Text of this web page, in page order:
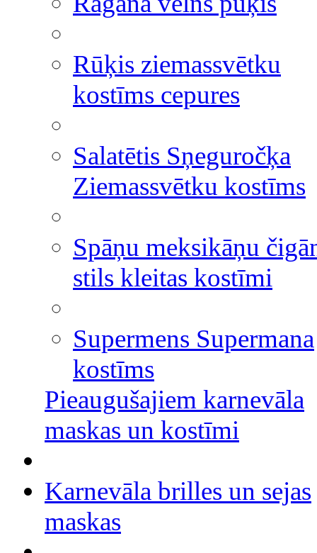
Rūķis ziemassvētku
kostīms cepures
Salatētis Sņeguročķa
Ziemassvētku kostīms
Spāņu meksikāņu
stils kleitas kostīmi
Supermens Supermana
kostīms
Pieaugušajiem karnevāla
maskas un kostīmi
Karnevāla brilles un sejas
maskas